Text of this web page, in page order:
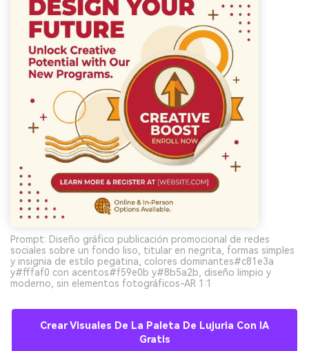
Prompt: Diseño gráfico publicación promocional de redes
sociales sobre un fondo liso, titular en negrita, formas simples
y insignia de estilo pegatina, colores dominantes#c81e3a
y#fffaf0 con acentos#f59e0b y#8b5a2b, diseño limpio y
moderno, sin elementos fotográficos-AR 1:1
Crear Visuales De La Paleta De Lujuria Con IA
Gratis